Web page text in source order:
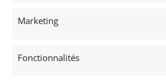
Marketing
Fonctionnalités
Voir les 269 annonces de
AUTO